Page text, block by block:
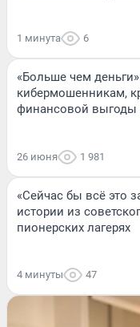
1 минута 6
«Больше чем
кибермошенникам,
финансовой выгоды
26 июня 1 981
«Сейчас бы всё это
истории из
пионерских лагерях
4 минуты 47